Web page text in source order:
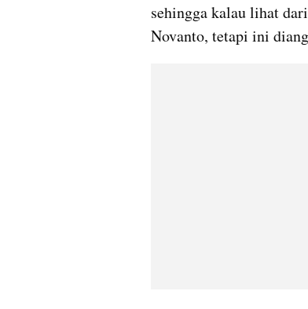
sehingga kalau lihat
Novanto, tetapi ini